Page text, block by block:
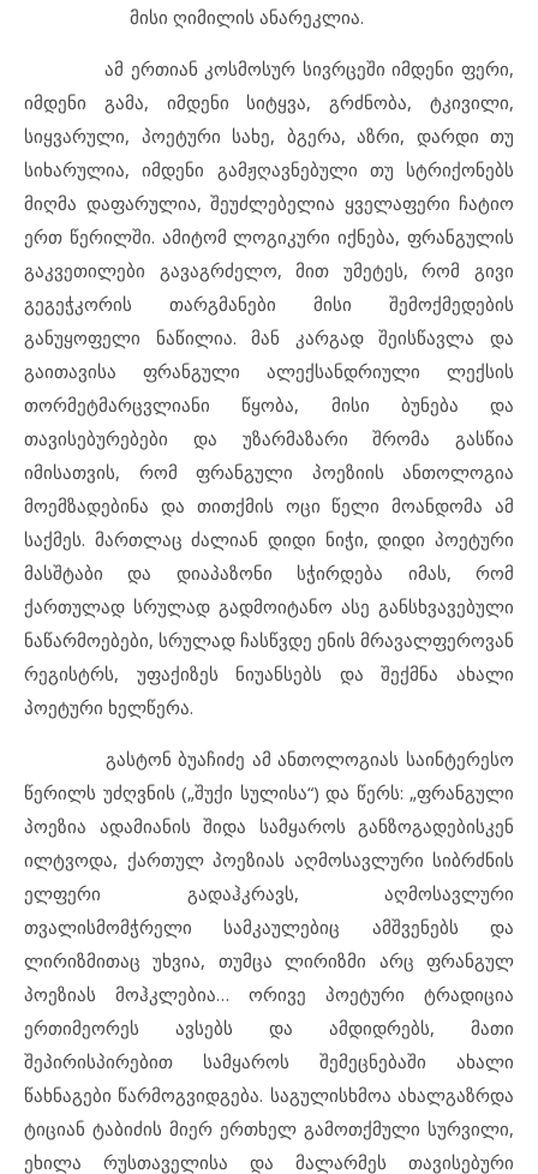
მისი ღიმილის ანარეკლია.
ამ ერთიან კოსმოსურ სივრცეში იმდენი ფერი,
იმდენი გამა, იმდენი სიტყვა, გრძნობა, ტკივილი,
სიყვარული, პოეტური სახე, ბგერა, აზრი, დარდი თუ
სიხარულია, იმდენი გამჟღავნებული თუ სტრიქონებს
მიღმა დაფარულია, შეუძლებელია ყველაფერი ჩატიო
ერთ წერილში. ამიტომ ლოგიკური იქნება, ფრანგულის
გაკვეთილები გავაგრძელო, მით უმეტეს, რომ გივი
გეგეჭკორის თარგმანები მისი შემოქმედების
განუყოფელი ნაწილია. მან კარგად შეისწავლა და
გაითავისა ფრანგული ალექსანდრიული ლექსის
თორმეტმარცვლიანი წყობა, მისი ბუნება და
თავისებურებები და უზარმაზარი შრომა გასწია
იმისათვის, რომ ფრანგული პოეზიის ანთოლოგია
მოემზადებინა და თითქმის ოცი წელი მოანდომა ამ
საქმეს. მართლაც ძალიან დიდი ნიჭი, დიდი პოეტური
მასშტაბი და დიაპაზონი სჭირდება იმას, რომ
ქართულად სრულად გადმოიტანო ასე განსხვავებული
ნაწარმოებები, სრულად ჩასწვდე ენის მრავალფეროვან
რეგისტრს, უფაქიზეს ნიუანსებს და შექმნა ახალი
პოეტური ხელწერა.
გასტონ ბუაჩიძე ამ ანთოლოგიას საინტერესო
წერილს უძღვნის („შუქი სულისა“) და წერს: „ფრანგული
პოეზია ადამიანის შიდა სამყაროს განზოგადებისკენ
ილტვოდა, ქართულ პოეზიას აღმოსავლური სიბრძნის
ელფერი გადაჰკრავს, აღმოსავლური
თვალისმომჭრელი სამკაულებიც ამშვენებს და
ლირიზმითაც უხვია, თუმცა ლირიზმი არც ფრანგულ
პოეზიას მოჰკლებია… ორივე პოეტური ტრადიცია
ერთიმეორეს ავსებს და ამდიდრებს, მათი
შეპირისპირებით სამყაროს შემეცნებაში ახალი
წახნაგები წარმოგვიდგება. საგულისხმოა ახალგაზრდა
ტიციან ტაბიძის მიერ ერთხელ გამოთქმული სურვილი,
ეხილა რუსთაველისა და მალარმეს თავისებური